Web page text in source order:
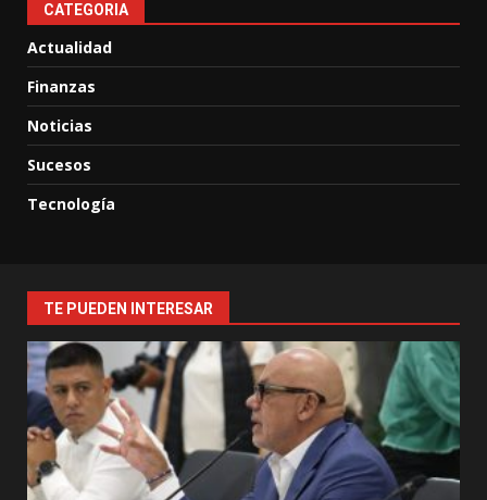
CATEGORIA
Actualidad
Finanzas
Noticias
Sucesos
Tecnología
TE PUEDEN INTERESAR